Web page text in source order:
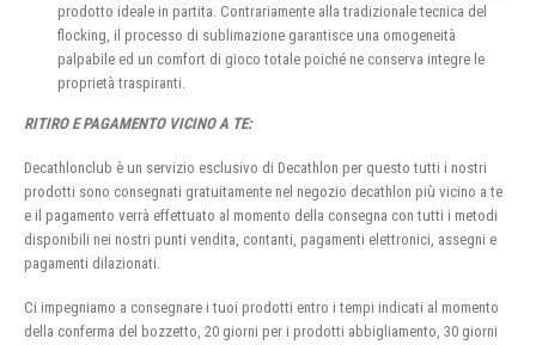
prodotto ideale in partita. Contrariamente alla tradizionale tecnica del
flocking, il processo di sublimazione garantisce una omogeneità
palpabile ed un comfort di gioco totale poiché ne conserva integre le
proprietà traspiranti.
RITIRO E PAGAMENTO VICINO A TE:
Decathlonclub è un servizio esclusivo di Decathlon per questo tutti i nostri
prodotti sono consegnati gratuitamente nel negozio decathlon più vicino a te
e il pagamento verrà effettuato al momento della consegna con tutti i metodi
disponibili nei nostri punti vendita, contanti, pagamenti elettronici, assegni e
pagamenti dilazionati.
Ci impegniamo a consegnare i tuoi prodotti entro i tempi indicati al momento
della conferma del bozzetto, 20 giorni per i prodotti abbigliamento, 30 giorni